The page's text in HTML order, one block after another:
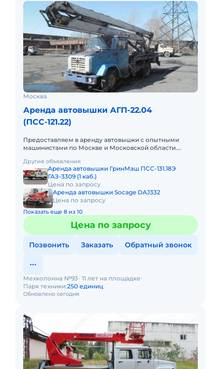
Москва
Аренда автовышки АГП-22.04
(ПСС-121.22)
Предоставляем в аренду автовышки с опытными
машинистами по Москве и Московской области.
(почасовой, посменный) При
Другие объявления
Аренда автовышки ГринМаш ПСС-131.18Э
ГАЗ-3309 (1 каб.)
Цена по запросу
Аренда автовышки Socage DAJ332
Цена по запросу
Показать еще 8 из 10
Цена по запросу
Позвонить Заказать Обратный звонок
Обновлено сегодня
Мехколонна №93 11 лет на площадке
Парк техники:250 единиц